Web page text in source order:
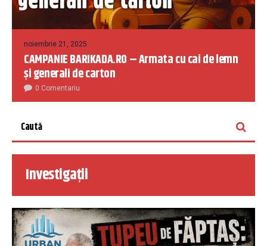
noiembrie 21, 2025
CAMPANIE BARIKADA.RO – Armata cu cai de lemn
și generali de carton
0 Comentariu
Investigații